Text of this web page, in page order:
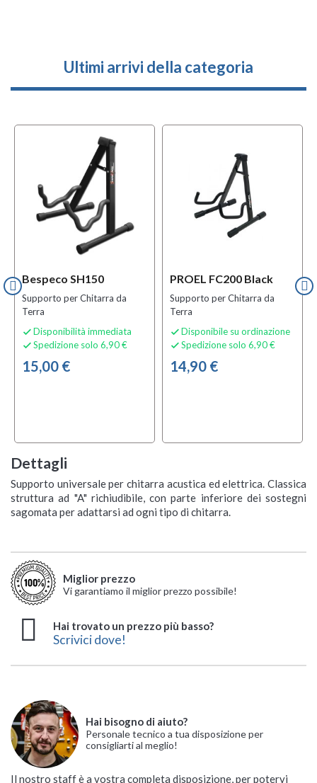
Ultimi arrivi della categoria
Bespeco SH150
Supporto per Chitarra da
Terra
 Disponibilità immediata
 Spedizione solo 6,90 €
15,00 €
PROEL FC200 Black
Supporto per Chitarra da
Terra
 Disponibile su ordinazione
 Spedizione solo 6,90 €
14,90 €
Dettagli
Supporto universale per chitarra acustica ed elettrica. Classica
struttura ad "A" richiudibile, con parte inferiore dei sostegni
sagomata per adattarsi ad ogni tipo di chitarra.
Miglior prezzo
Vi garantiamo il miglior prezzo possibile!
Hai trovato un prezzo più basso?
Scrivici dove!
Hai bisogno di aiuto?
Personale tecnico a tua disposizione per
consigliarti al meglio!
Il nostro staff è a vostra completa disposizione, per potervi